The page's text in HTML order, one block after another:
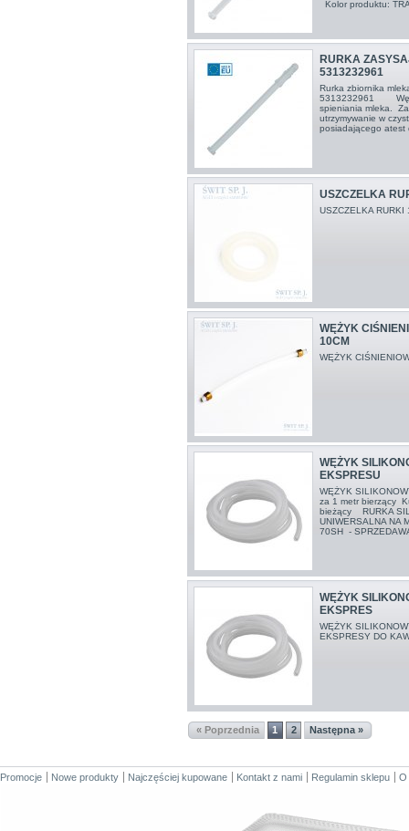
Kolor produktu:
RURKA
5313232961
Rurka zbiornika
5313232961
spieniania mleka.
utrzymywanie w
posiadającego
USZCZELKA
USZCZELKA
WĘŻYK
10CM
WĘŻYK
WĘŻYK
EKSPRESU
WĘŻYK
za 1 metr bierzący
bieżący RURKA
UNIWERSALNA NA
70SH -
WĘŻYK
EKSPRES
WĘŻYK
EKSPRESY DO
« Poprzednia 1 2 Następna »
Promocje Nowe produkty Najczęściej kupowane Kontakt z nami Regulamin sklepu O